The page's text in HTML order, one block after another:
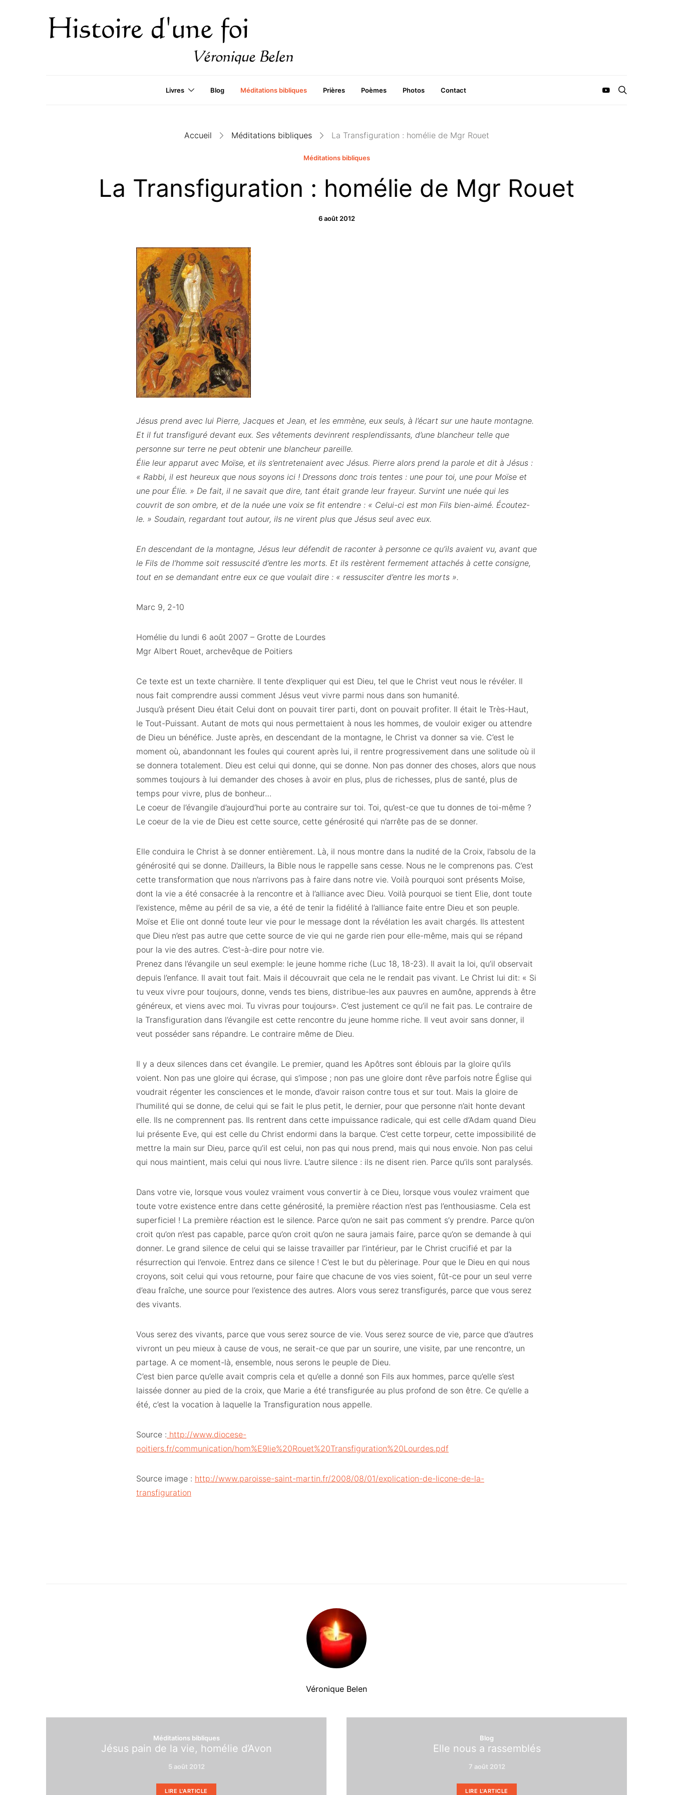
Livres Blog Méditations bibliques Prières Poèmes Photos Contact
Accueil Méditations bibliques La Transfiguration : homélie de Mgr Rouet
Méditations bibliques
La Transfiguration : homélie de Mgr Rouet
6 août 2012
Jésus prend avec lui Pierre, Jacques et Jean, et les emmène, eux seuls, à l’écart sur une haute montagne.
Et il fut transfiguré devant eux. Ses vêtements devinrent resplendissants, d’une blancheur telle que
personne sur terre ne peut obtenir une blancheur pareille.
Élie leur apparut avec Moïse, et ils s’entretenaient avec Jésus. Pierre alors prend la parole et dit à Jésus :
« Rabbi, il est heureux que nous soyons ici ! Dressons donc trois tentes : une pour toi, une pour Moïse et
une pour Élie. » De fait, il ne savait que dire, tant était grande leur frayeur. Survint une nuée qui les
couvrit de son ombre, et de la nuée une voix se fit entendre : « Celui-ci est mon Fils bien-aimé. Écoutez-
le. » Soudain, regardant tout autour, ils ne virent plus que Jésus seul avec eux.
En descendant de la montagne, Jésus leur défendit de raconter à personne ce qu’ils avaient vu, avant que
le Fils de l’homme soit ressuscité d’entre les morts. Et ils restèrent fermement attachés à cette consigne,
tout en se demandant entre eux ce que voulait dire : « ressusciter d’entre les morts ».
Marc 9, 2-10
Homélie du lundi 6 août 2007 – Grotte de Lourdes
Mgr Albert Rouet, archevêque de Poitiers
Ce texte est un texte charnière. Il tente d’expliquer qui est Dieu, tel que le Christ veut nous le révéler. Il
nous fait comprendre aussi comment Jésus veut vivre parmi nous dans son humanité.
Jusqu’à présent Dieu était Celui dont on pouvait tirer parti, dont on pouvait profiter. Il était le Très-Haut,
le Tout-Puissant. Autant de mots qui nous permettaient à nous les hommes, de vouloir exiger ou attendre
de Dieu un bénéfice. Juste après, en descendant de la montagne, le Christ va donner sa vie. C’est le
moment où, abandonnant les foules qui courent après lui, il rentre progressivement dans une solitude où il
se donnera totalement. Dieu est celui qui donne, qui se donne. Non pas donner des choses, alors que nous
sommes toujours à lui demander des choses à avoir en plus, plus de richesses, plus de santé, plus de
temps pour vivre, plus de bonheur…
Le coeur de l’évangile d’aujourd’hui porte au contraire sur toi. Toi, qu’est-ce que tu donnes de toi-même ?
Le coeur de la vie de Dieu est cette source, cette générosité qui n’arrête pas de se donner.
Elle conduira le Christ à se donner entièrement. Là, il nous montre dans la nudité de la Croix, l’absolu de la
générosité qui se donne. D’ailleurs, la Bible nous le rappelle sans cesse. Nous ne le comprenons pas. C’est
cette transformation que nous n’arrivons pas à faire dans notre vie. Voilà pourquoi sont présents Moïse,
dont la vie a été consacrée à la rencontre et à l’alliance avec Dieu. Voilà pourquoi se tient Elie, dont toute
l’existence, même au péril de sa vie, a été de tenir la fidélité à l’alliance faite entre Dieu et son peuple.
Moïse et Elie ont donné toute leur vie pour le message dont la révélation les avait chargés. Ils attestent
que Dieu n’est pas autre que cette source de vie qui ne garde rien pour elle-même, mais qui se répand
pour la vie des autres. C’est-à-dire pour notre vie.
Prenez dans l’évangile un seul exemple: le jeune homme riche (Luc 18, 18-23). Il avait la loi, qu’il observait
depuis l’enfance. Il avait tout fait. Mais il découvrait que cela ne le rendait pas vivant. Le Christ lui dit: « Si
tu veux vivre pour toujours, donne, vends tes biens, distribue-les aux pauvres en aumône, apprends à être
généreux, et viens avec moi. Tu vivras pour toujours». C’est justement ce qu’il ne fait pas. Le contraire de
la Transfiguration dans l’évangile est cette rencontre du jeune homme riche. Il veut avoir sans donner, il
veut posséder sans répandre. Le contraire même de Dieu.
Il y a deux silences dans cet évangile. Le premier, quand les Apôtres sont éblouis par la gloire qu’ils
voient. Non pas une gloire qui écrase, qui s’impose ; non pas une gloire dont rêve parfois notre Église qui
voudrait régenter les consciences et le monde, d’avoir raison contre tous et sur tout. Mais la gloire de
l’humilité qui se donne, de celui qui se fait le plus petit, le dernier, pour que personne n’ait honte devant
elle. Ils ne comprennent pas. Ils rentrent dans cette impuissance radicale, qui est celle d’Adam quand Dieu
lui présente Eve, qui est celle du Christ endormi dans la barque. C’est cette torpeur, cette impossibilité de
mettre la main sur Dieu, parce qu’il est celui, non pas qui nous prend, mais qui nous envoie. Non pas celui
qui nous maintient, mais celui qui nous livre. L’autre silence : ils ne disent rien. Parce qu’ils sont paralysés.
Dans votre vie, lorsque vous voulez vraiment vous convertir à ce Dieu, lorsque vous voulez vraiment que
toute votre existence entre dans cette générosité, la première réaction n’est pas l’enthousiasme. Cela est
superficiel ! La première réaction est le silence. Parce qu’on ne sait pas comment s’y prendre. Parce qu’on
croit qu’on n’est pas capable, parce qu’on croit qu’on ne saura jamais faire, parce qu’on se demande à qui
donner. Le grand silence de celui qui se laisse travailler par l’intérieur, par le Christ crucifié et par la
résurrection qui l’envoie. Entrez dans ce silence ! C’est le but du pèlerinage. Pour que le Dieu en qui nous
croyons, soit celui qui vous retourne, pour faire que chacune de vos vies soient, fût-ce pour un seul verre
d’eau fraîche, une source pour l’existence des autres. Alors vous serez transfigurés, parce que vous serez
des vivants.
Vous serez des vivants, parce que vous serez source de vie. Vous serez source de vie, parce que d’autres
vivront un peu mieux à cause de vous, ne serait-ce que par un sourire, une visite, par une rencontre, un
partage. A ce moment-là, ensemble, nous serons le peuple de Dieu.
C’est bien parce qu’elle avait compris cela et qu’elle a donné son Fils aux hommes, parce qu’elle s’est
laissée donner au pied de la croix, que Marie a été transfigurée au plus profond de son être. Ce qu’elle a
été, c’est la vocation à laquelle la Transfiguration nous appelle.
Source : http://www.diocese-
poitiers.fr/communication/hom%E9lie%20Rouet%20Transfiguration%20Lourdes.pdf
Source image : http://www.paroisse-saint-martin.fr/2008/08/01/explication-de-licone-de-la-
transfiguration
Véronique Belen
Méditations bibliques
Jésus pain de la vie, homélie d’Avon
5 août 2012
LIRE L'ARTICLE
Blog
Elle nous a rassemblés
7 août 2012
LIRE L'ARTICLE